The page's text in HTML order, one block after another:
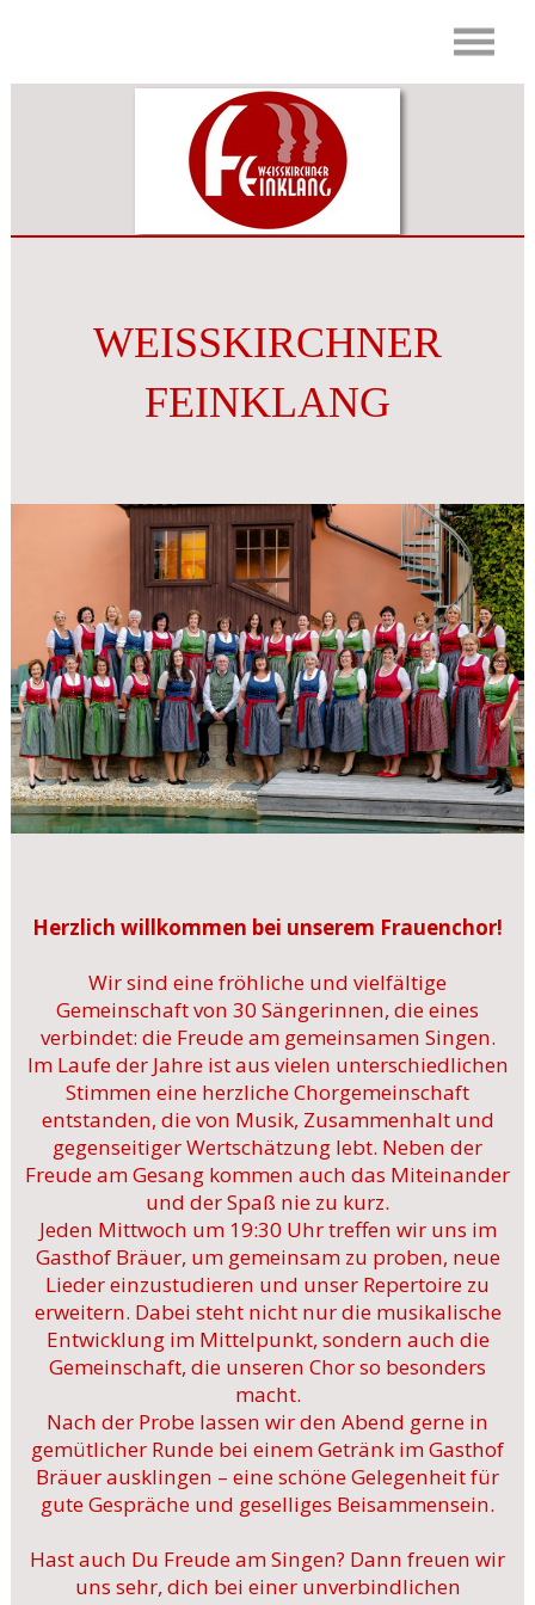
WEISSKIRCHNER
FEINKLANG
Herzlich willkommen bei unserem Frauenchor!
Wir sind eine fröhliche und vielfältige
Gemeinschaft von 30 Sängerinnen, die eines
verbindet: die Freude am gemeinsamen Singen.
Im Laufe der Jahre ist aus vielen unterschiedlichen
Stimmen eine herzliche Chorgemeinschaft
entstanden, die von Musik, Zusammenhalt und
gegenseitiger Wertschätzung lebt. Neben der
Freude am Gesang kommen auch das Miteinander
und der Spaß nie zu kurz.
Jeden Mittwoch um 19:30 Uhr treffen wir uns im
Gasthof Bräuer, um gemeinsam zu proben, neue
Lieder einzustudieren und unser Repertoire zu
erweitern. Dabei steht nicht nur die musikalische
Entwicklung im Mittelpunkt, sondern auch die
Gemeinschaft, die unseren Chor so besonders
macht.
Nach der Probe lassen wir den Abend gerne in
gemütlicher Runde bei einem Getränk im Gasthof
Bräuer ausklingen – eine schöne Gelegenheit für
gute Gespräche und geselliges Beisammensein.
Hast auch Du Freude am Singen? Dann freuen wir
uns sehr, dich bei einer unverbindlichen